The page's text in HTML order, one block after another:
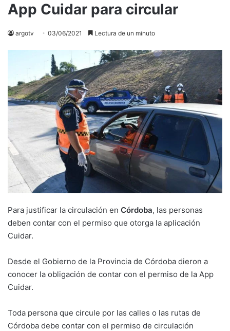
App Cuidar para circular
argotv 03/06/2021 Lectura de un minuto
Para justificar la circulación en Córdoba, las personas
deben contar con el permiso que otorga la aplicación
Cuidar.
Desde el Gobierno de la Provincia de Córdoba dieron a
conocer la obligación de contar con el permiso de la App
Cuidar.
Toda persona que circule por las calles o las rutas de
Córdoba debe contar con el permiso de circulación